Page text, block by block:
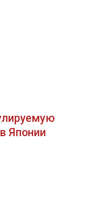
Японии